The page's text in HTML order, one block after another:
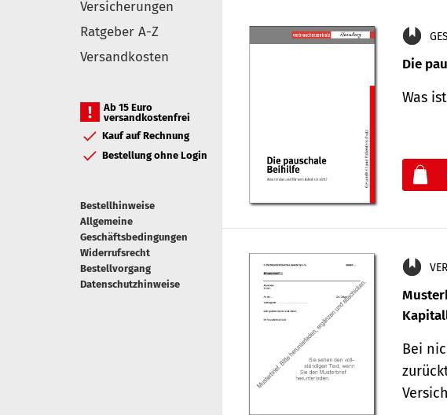
Versicherungen
Ratgeber A-Z
Versandkosten
Ab 15 Euro
versandkostenfrei
Kauf auf Rechnung
Bestellung ohne Login
Bestellhinweise
Allgemeine
Geschäftsbedingungen
Widerrufsrecht
Bestellvorgang
Datenschutzhinweise
Die
Was
Bei